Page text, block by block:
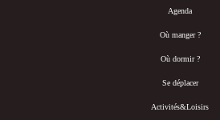
Agenda
Où manger ?
Où dormir ?
Se déplacer
Activités&Loisirs